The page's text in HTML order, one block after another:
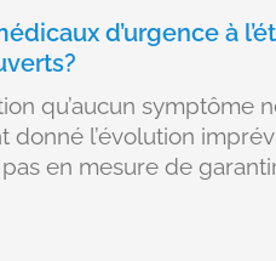
d’urgence à
qu’aucun symptôme
donné l’évolution
en mesure de